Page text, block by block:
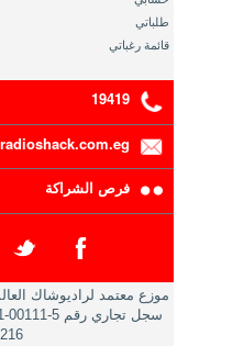
طلباتي
قائمة رغباتي
19419
فرص الشراكة
موزع معتمد لراديوشاك
216-783